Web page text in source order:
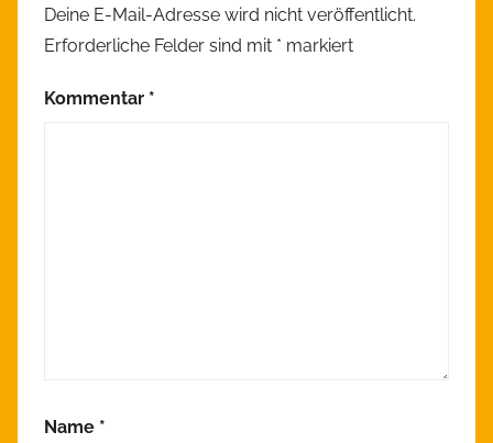
g
e
e
Deine E-Mail-Adresse wird nicht veröffentlicht.
Erforderliche Felder sind mit * markiert
Kommentar *
Name *